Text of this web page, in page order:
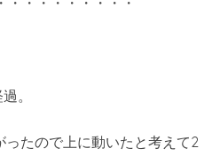
。
ったので上に動いたと考えて2